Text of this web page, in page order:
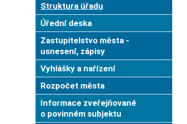
Struktura úřadu
Úřední deska
Zastupitelstvo města -
usnesení, zápisy
Vyhlášky a nařízení
Rozpočet města
Informace zveřejňované
o povinném subjektu